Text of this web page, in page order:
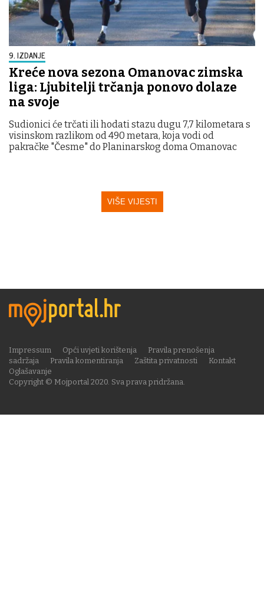
9. IZDANJE
Kreće nova sezona Omanovac zimska
liga: Ljubitelji trčanja ponovo dolaze
na svoje
Sudionici će trčati ili hodati stazu dugu 7,7 kilometara s
visinskom razlikom od 490 metara, koja vodi od
pakračke "Česme" do Planinarskog doma Omanovac
VIŠE VIJESTI
Copyright © Mojportal 2020. Sva prava pridržana.
Impressum Opći uvjeti korištenja
Pravila prenošenja
sadržaja
Pravila komentiranja Zaštita privatnosti
Kontakt
Oglašavanje